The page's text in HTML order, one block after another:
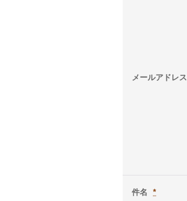
メールアドレス
件名 *